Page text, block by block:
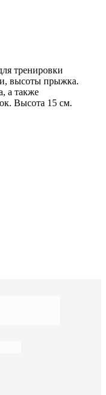
тренировки
высоты прыжка.
а также
Высота 15 см.